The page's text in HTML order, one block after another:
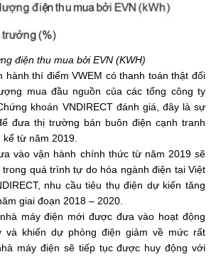
điện thu mua bởi EVN (KWH)
hành thí điểm VWEM có thanh toán thật đối
mua đầu nguồn của các tổng công ty
khoán VNDIRECT đánh giá, đây là sự
đưa thị trường bán buôn điện cạnh tranh
từ năm 2019.
vào vận hành chính thức từ năm 2019 sẽ
quá trình tự do hóa ngành điện tại Việt
nhu cầu tiêu thụ điện dự kiến tăng
giai đoạn 2018 – 2020.
máy điện mới được đưa vào hoạt động
và khiến dự phòng điện giảm về mức rất
máy điện sẽ tiếp tục được huy động với